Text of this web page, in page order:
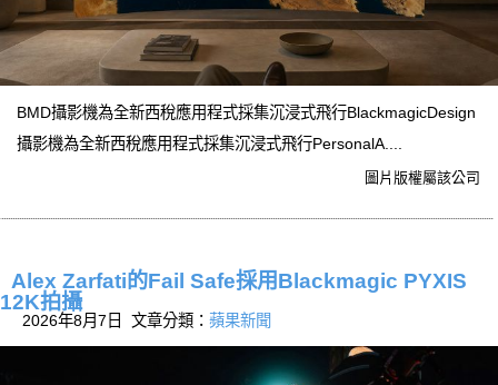
BMD攝影機為全新西稅應用程式採集沉浸式飛行BlackmagicDesign
攝影機為全新西稅應用程式採集沉浸式飛行PersonalA....
圖片版權屬該公司
Alex Zarfati的Fail Safe採用Blackmagic PYXIS
12K拍攝
2026年8月7日 文章分類： 蘋果新聞